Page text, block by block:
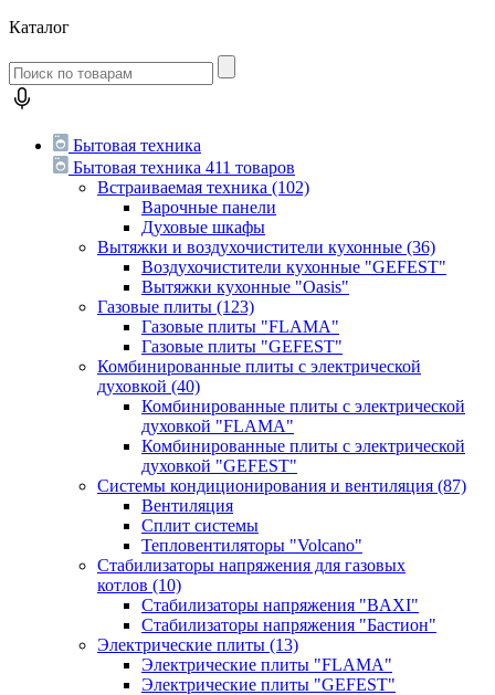
Каталог
Бытовая техника
Бытовая техника 411 товаров
Встраиваемая техника (102)
Варочные панели
Духовые шкафы
Вытяжки и воздухочистители кухонные (36)
Воздухочистители кухонные "GEFEST"
Вытяжки кухонные "Oasis"
Газовые плиты (123)
Газовые плиты "FLAMA"
Газовые плиты "GEFEST"
Комбинированные плиты с электрической
духовкой (40)
Комбинированные плиты с электрической
духовкой "FLAMA"
Комбинированные плиты с электрической
духовкой "GEFEST"
Системы кондиционирования и вентиляция (87)
Вентиляция
Сплит системы
Тепловентиляторы "Volcano"
Стабилизаторы напряжения для газовых
котлов (10)
Стабилизаторы напряжения "BAXI"
Стабилизаторы напряжения "Бастион"
Электрические плиты (13)
Электрические плиты "FLAMA"
Электрические плиты "GEFEST"